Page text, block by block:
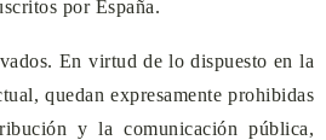
por España.
En virtud de lo dispuesto en la
quedan expresamente prohibidas
y la comunicación pública,